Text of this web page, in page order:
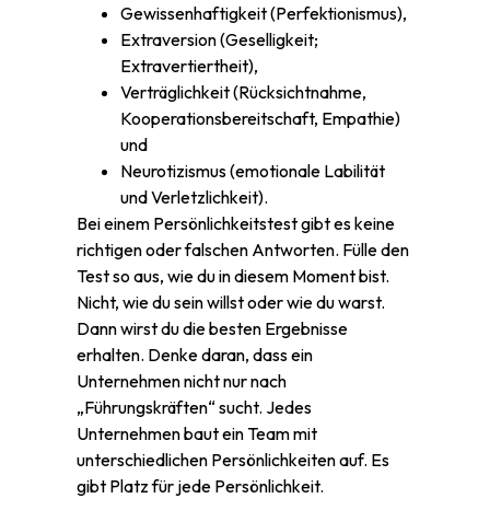
Gewissenhaftigkeit (Perfektionismus),
Extraversion (Geselligkeit;
Extravertiertheit),
Verträglichkeit (Rücksichtnahme,
Kooperationsbereitschaft, Empathie)
und
Neurotizismus (emotionale Labilität
und Verletzlichkeit).
Bei einem Persönlichkeitstest gibt es keine
richtigen oder falschen Antworten. Fülle den
Test so aus, wie du in diesem Moment bist.
Nicht, wie du sein willst oder wie du warst.
Dann wirst du die besten Ergebnisse
erhalten. Denke daran, dass ein
Unternehmen nicht nur nach
„Führungskräften“ sucht. Jedes
Unternehmen baut ein Team mit
unterschiedlichen Persönlichkeiten auf. Es
gibt Platz für jede Persönlichkeit.